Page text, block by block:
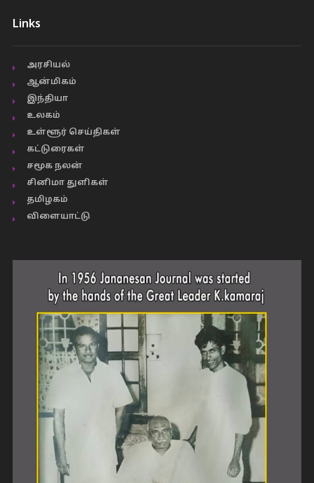
Links
அரசியல்
ஆன்மிகம்
இந்தியா
உலகம்
உள்ளூர் செய்திகள்
கட்டுரைகள்
சமூக நலன்
சினிமா துளிகள்
தமிழகம்
விளையாட்டு